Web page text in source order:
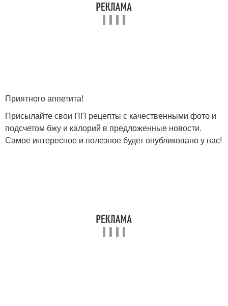
Приятного аппетита!
Присылайте свои ПП рецепты с качественными фото и
подсчетом бжу и калорий в предложенные новости.
Самое интересное и полезное будет опубликовано у нас!